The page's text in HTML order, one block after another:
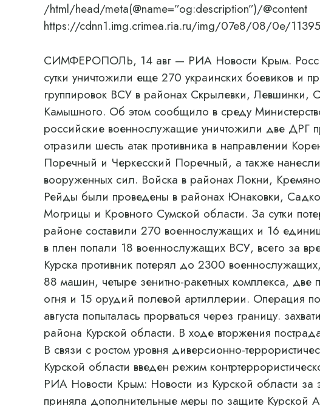
/html/head/meta(@name=”og:description”)/@content
https://cdnn1.img.crimea.ria.ru/img/07e8/08/0e/
СИМФЕРОПОЛЬ, 14 авг — РИА Новости Крым.
сутки уничтожили еще 270 украинских боевиков и
группировок ВСУ в районах Скрылевки, Левшинки,
Камышного. Об этом сообщило в среду
российские военнослужащие уничтожили две ДРГ
отразили шесть атак противника в направлении
Поречный и Черкесский Поречный, а также
вооруженных сил. Войска в районах Локни,
Рейды были проведены в районах Юнаковки,
Могрицы и Кровного Сумской области. За сутки
районе составили 270 военнослужащих и 16
в плен попали 18 военнослужащих ВСУ, всего за
Курска противник потерял до 2300
88 машин, четыре зенитно-ракетных комплекса, две
огня и 15 орудий полевой артиллерии. Операция
августа попыталась прорваться через границу.
района Курской области. В ходе вторжения
В связи с ростом уровня диверсионно-
Курской области введен режим
РИА Новости Крым: Новости из Курской области за
приняла дополнительные меры по защите Курской